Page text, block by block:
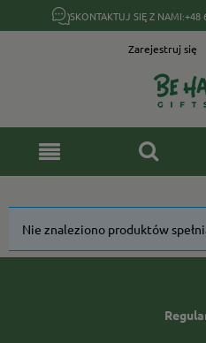
SKONTAKTUJ SIĘ Z NAMI:+48
Zarejestruj się
Nie znaleziono produktów